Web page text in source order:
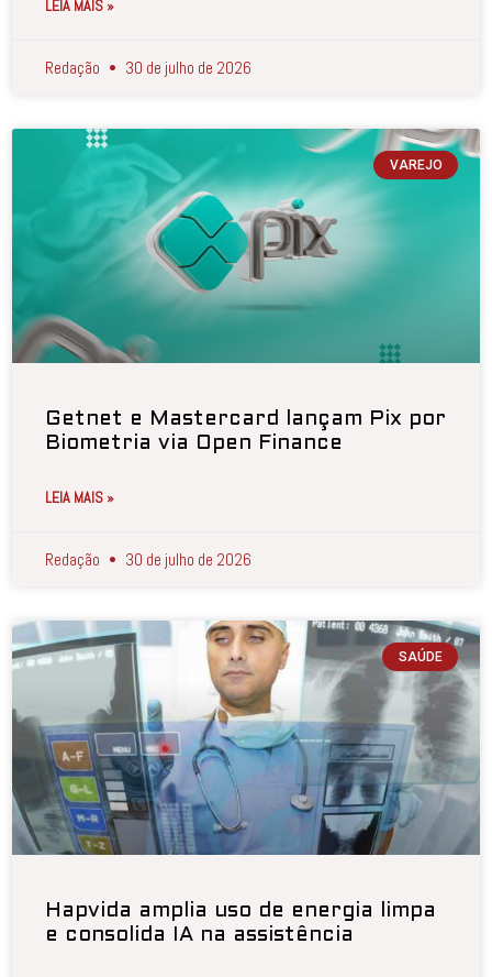
LEIA MAIS »
Redação 30 de julho de 2026
VAREJO
Getnet e Mastercard lançam Pix por
Biometria via Open Finance
LEIA MAIS »
Redação 30 de julho de 2026
SAÚDE
Hapvida amplia uso de energia limpa
e consolida IA na assistência